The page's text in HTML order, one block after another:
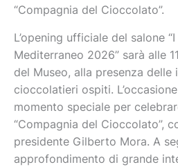
“Compagnia del Cioccolato”.
L’opening ufficiale del salone
Mediterraneo 2026” sarà alle
del Museo, alla presenza delle
cioccolatieri ospiti.
momento speciale per
“Compagnia del Cioccolato”,
presidente Gilberto Mora. A
approfondimento di grande